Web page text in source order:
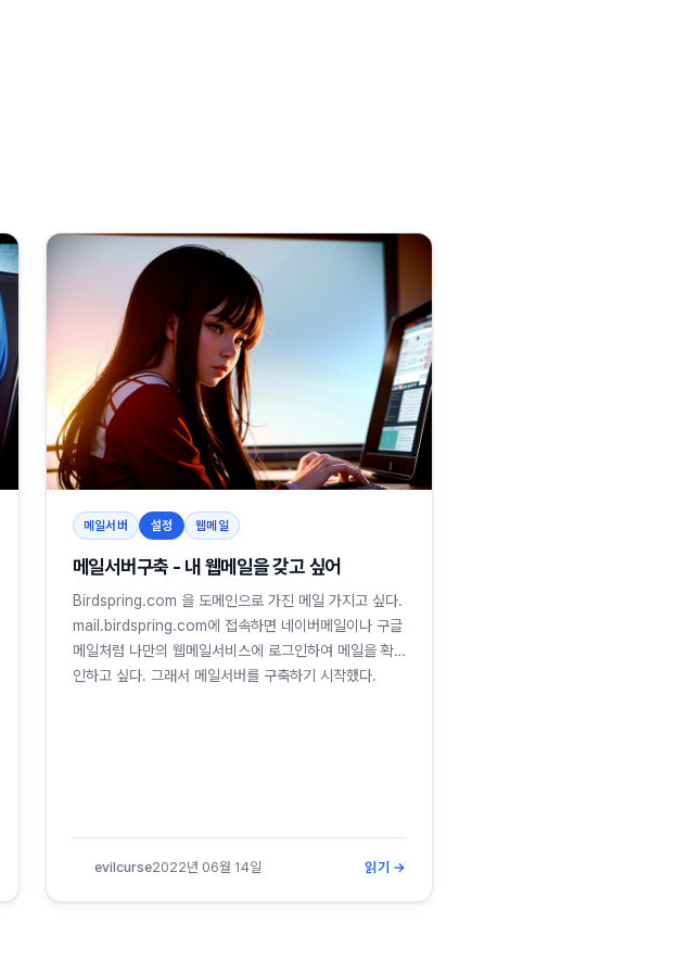
메일서버 설정 웹메일
메일서버구축 - 내 웹메일을 갖고 싶어
Birdspring.com 을 도메인으로 가진 메일 가지고 싶다.
mail.birdspring.com에 접속하면 네이버메일이나 구글
메일처럼 나만의 웹메일서비스에 로그인하여 메일을 확
인하고 싶다. 그래서 메일서버를 구축하기 시작했다.
evilcurse2022년 06월 14일 읽기 →